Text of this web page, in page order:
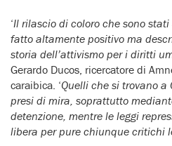
‘Il rilascio di coloro che sono
fatto altamente positivo ma
storia dell’attivismo per i diritti
Gerardo Ducos, ricercatore di
caraibica. ‘Quelli che si trovano a
presi di mira, soprattutto
detenzione, mentre le leggi
libera per pure chiunque critichi